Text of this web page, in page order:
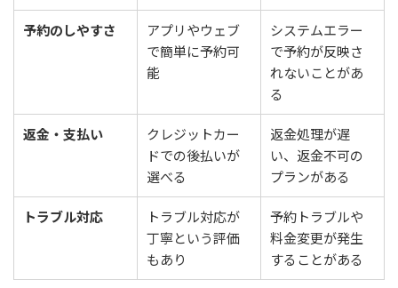
予約のしやすさ
アプリやウェブ
で簡単に予約可
能
システムエラー
で予約が反映さ
れないことがあ
る
返金・支払い
クレジットカー
ドでの後払いが
選べる
返金処理が遅
い、返金不可の
プランがある
トラブル対応
トラブル対応が
丁寧という評価
もあり
予約トラブルや
料金変更が発生
することがある